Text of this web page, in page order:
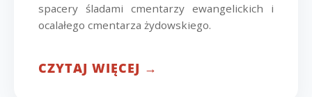
spacery śladami cmentarzy ewangelickich i
ocalałego cmentarza żydowskiego.
CZYTAJ WIĘCEJ →